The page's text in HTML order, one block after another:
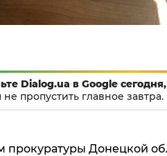
Dialog.ua в Google сегодня,
не пропустить главное завтра.
Донецкой